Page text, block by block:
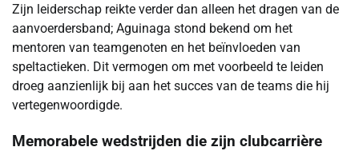
Zijn leiderschap reikte verder dan alleen het dragen van de
aanvoerdersband; Aguinaga stond bekend om het
mentoren van teamgenoten en het beïnvloeden van
speltactieken. Dit vermogen om met voorbeeld te leiden
droeg aanzienlijk bij aan het succes van de teams die hij
vertegenwoordigde.
Memorabele wedstrijden die zijn clubcarrière